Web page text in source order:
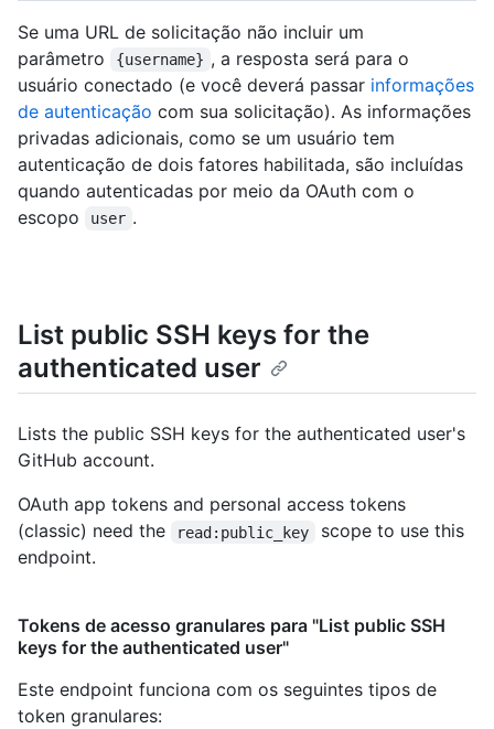
Se uma URL de solicitação não incluir um
parâmetro
{username} , a resposta será para o
usuário conectado (e você deverá passar informações
de autenticação com sua solicitação). As informações
privadas adicionais, como se um usuário tem
autenticação de dois fatores habilitada, são incluídas
quando autenticadas por meio da OAuth com o
escopo
user .
List public SSH keys for the
authenticated user
Lists the public SSH keys for the authenticated user's
GitHub account.
OAuth app tokens and personal access tokens
(classic) need the
read:public_key
scope to use this
endpoint.
Tokens de acesso granulares para "List public SSH
keys for the authenticated user"
Este endpoint funciona com os seguintes tipos de
token granulares: